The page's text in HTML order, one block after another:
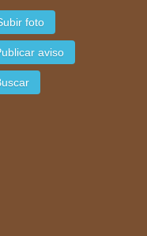
foto
aviso